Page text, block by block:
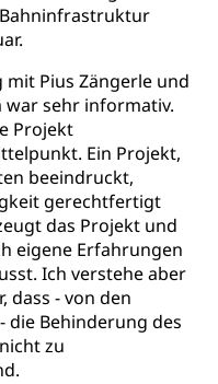
mit Pius Zängerle und
war sehr informativ.
Projekt
Ein Projekt,
beeindruckt,
gerechtfertigt
das Projekt und
eigene Erfahrungen
Ich verstehe aber
dass - von den
die Behinderung des
zu